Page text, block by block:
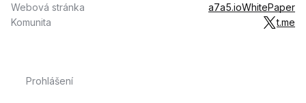
Webová stránka a7a5.ioWhitePaper
Komunita
t.me
Prohlášení